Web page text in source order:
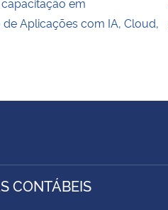
Aplicações com IA, Cloud,
CONTÁBEIS